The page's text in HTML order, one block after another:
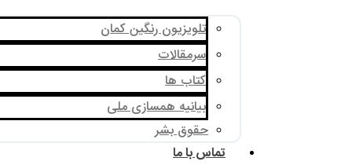
تلویزیون رنگین کمان
سرمقالات
کتاب ها
بیانیه همسازی ملی
حقوق بشر
تماس با ما